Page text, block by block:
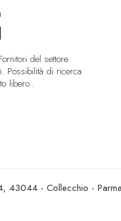
del settore
Possibilità di ricerca
libero..
43044 - Collecchio -